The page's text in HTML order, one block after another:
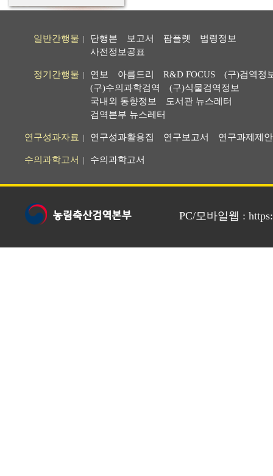
일반간행물 단행본 보고서 팜플렛
법령정보
사전정보공표
정기간행물 연보 아름드리 R&D FOCUS
(구)검역정
(구)수의과학검역
(구)식물검역정보
국내외 동향정보
도서관 뉴스레터
검역본부 뉴스레터
연구성과자료 연구성과활용집 연구보고서 연구과제제
수의과학고서 수의과학고서
PC/모바일웹 :